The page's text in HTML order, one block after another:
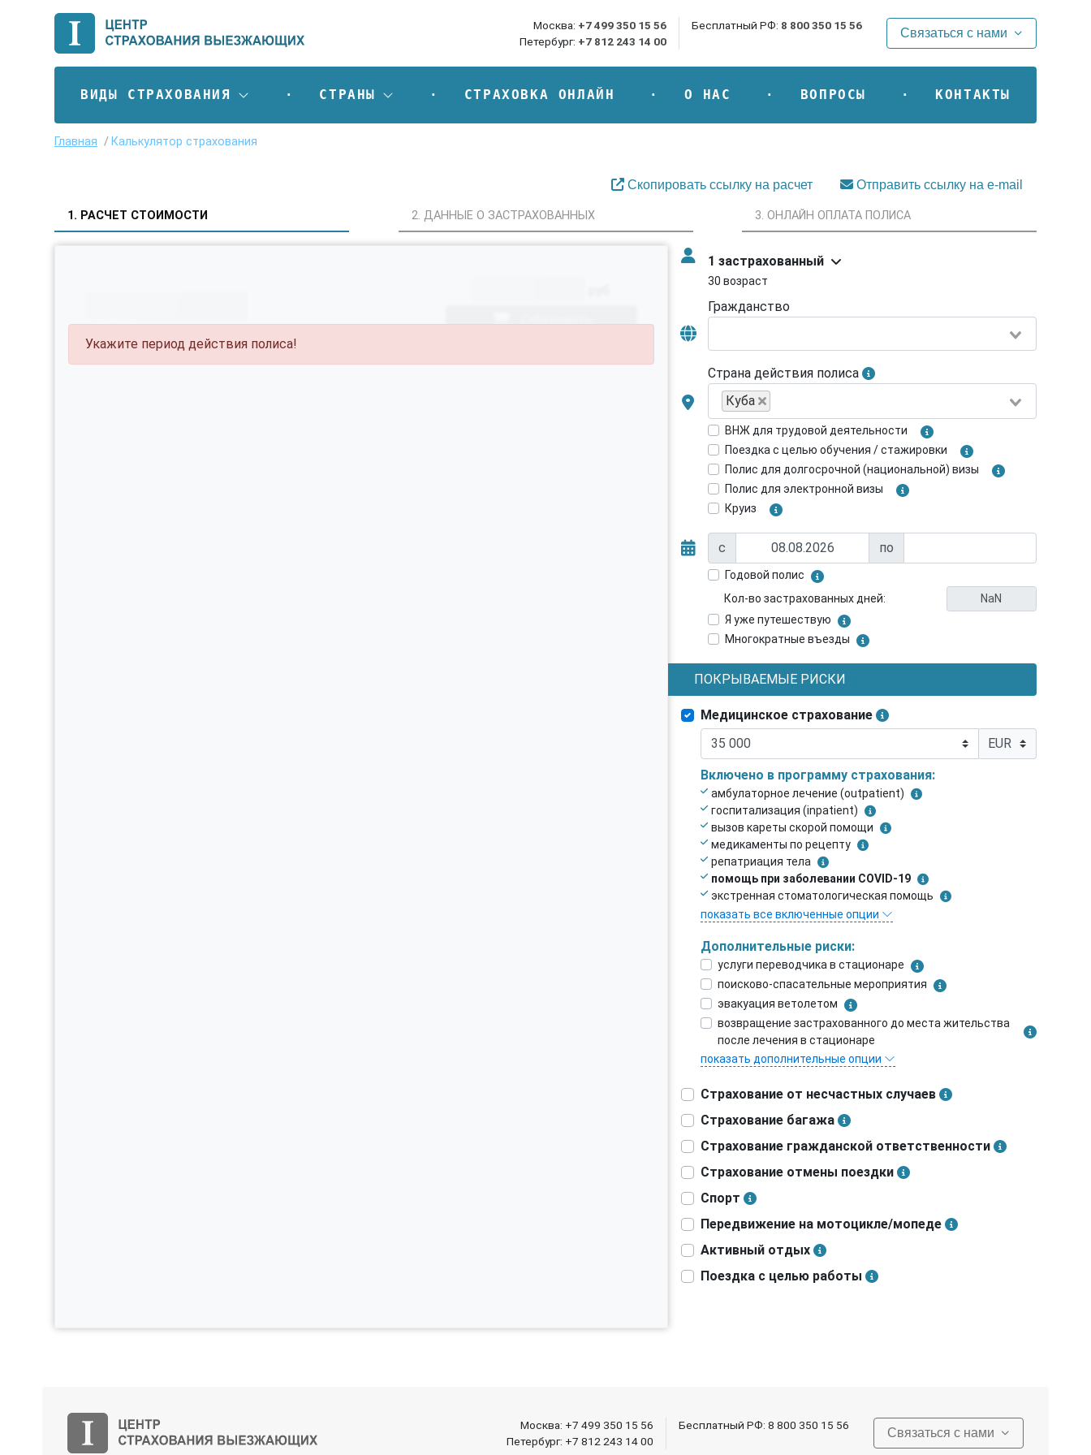
Москва: +7 499 350 15 56
Петербург: +7 812 243 14 00
Бесплатный РФ: 8 800 350 15 56
Связаться с нами
ВИДЫ СТРАХОВАНИЯ СТРАНЫ СТРАХОВКА ОНЛАЙН О НАС ВОПРОСЫ КОНТАКТЫ
Главная Калькулятор страхования
Скопировать ссылку на расчет Отправить ссылку на e-mail
1. РАСЧЕТ СТОИМОСТИ 2. ДАННЫЕ О ЗАСТРАХОВАННЫХ 3. ОНЛАЙН ОПЛАТА ПОЛИСА
Укажите период действия полиса!
1 застрахованный
30 возраст
Гражданство
Страна действия полиса
Куба
ВНЖ для трудовой деятельности
Поездка с целью обучения / стажировки
Полис для долгосрочной (национальной) визы
Полис для электронной визы
Круиз
с по
Годовой полис
Кол-во застрахованных дней:
Я уже путешествую
Многократные въезды
ПОКРЫВАЕМЫЕ РИСКИ
Медицинское страхование
Включено в программу страхования:
амбулаторное лечение (outpatient)
госпитализация (inpatient)
вызов кареты скорой помощи
медикаменты по рецепту
репатриация тела
помощь при заболевании COVID-19
экстренная стоматологическая помощь
показать все включенные опции
Дополнительные риски:
услуги переводчика в стационаре
поисково-спасательные мероприятия
эвакуация ветолетом
возвращение застрахованного до места жительства
после лечения в стационаре
показать дополнительные опции
Страхование от несчастных случаев
Страхование багажа
Страхование гражданской ответственности
Страхование отмены поездки
Спорт
Передвижение на мотоцикле/мопеде
Активный отдых
Поездка с целью работы
Москва: +7 499 350 15 56
Петербург: +7 812 243 14 00
Бесплатный РФ: 8 800 350 15 56
Связаться с нами